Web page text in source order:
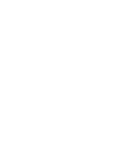
en esta área es
para
nuestro
expedición